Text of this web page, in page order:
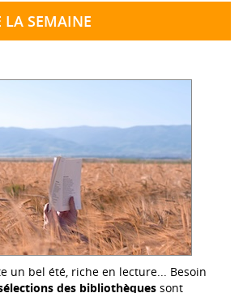
LA SEMAINE
un bel été, riche en lecture... Besoin
des bibliothèques sont